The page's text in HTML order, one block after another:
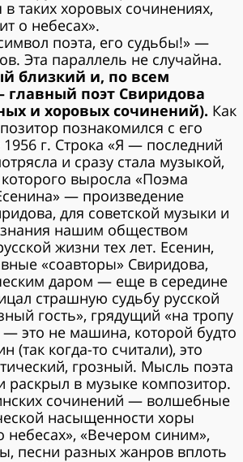
в таких хоровых сочинениях,
о небесах».
поэта, его судьбы!» —
Эта параллель не случайна.
близкий и, по всем
поэт Свиридова
и хоровых сочинений). Как
познакомился с его
г. Строка «Я — последний
и сразу стала музыкой,
выросла «Поэма
— произведение
для советской музыки и
нашим обществом
жизни тех лет. Есенин,
«соавторы» Свиридова,
даром — еще в середине
страшную судьбу русской
гость», грядущий «на тропу
— это не машина, которой будто
(так когда-то считали), это
грозный. Мысль поэта
раскрыл в музыке композитор.
сочинений — волшебные
насыщенности хоры
небесах», «Вечером синим»,
песни разных жанров вплоть